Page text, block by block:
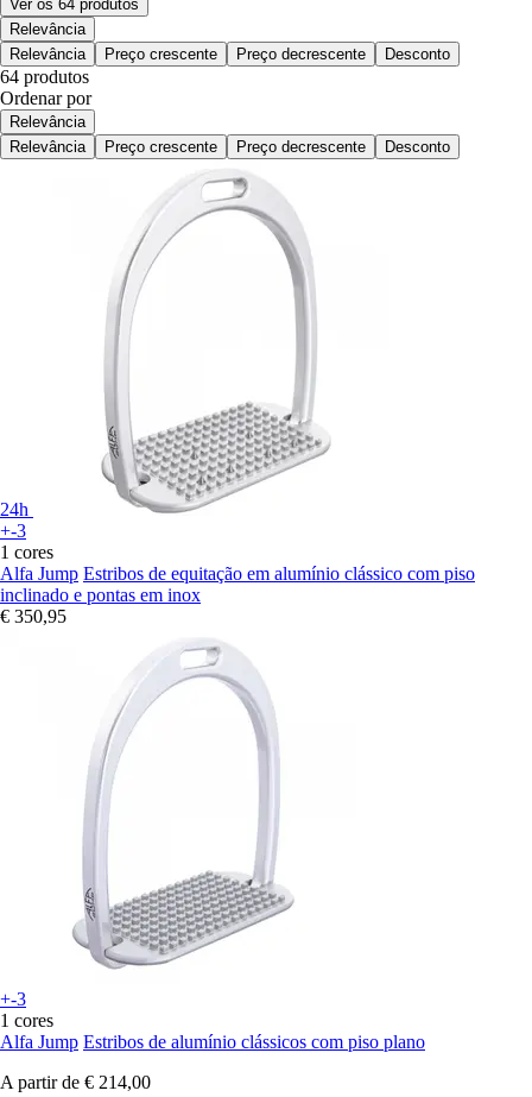
Ver os 64 produtos
Relevância
Relevância
Preço crescente Preço decrescente Desconto
64 produtos
Ordenar por
Relevância
Relevância
Preço crescente Preço decrescente Desconto
24h
+-3
1 cores
Alfa Jump Estribos de equitação em alumínio clássico com piso
inclinado e pontas em inox
€ 350,95
+-3
1 cores
Alfa Jump Estribos de alumínio clássicos com piso plano
A partir de € 214,00